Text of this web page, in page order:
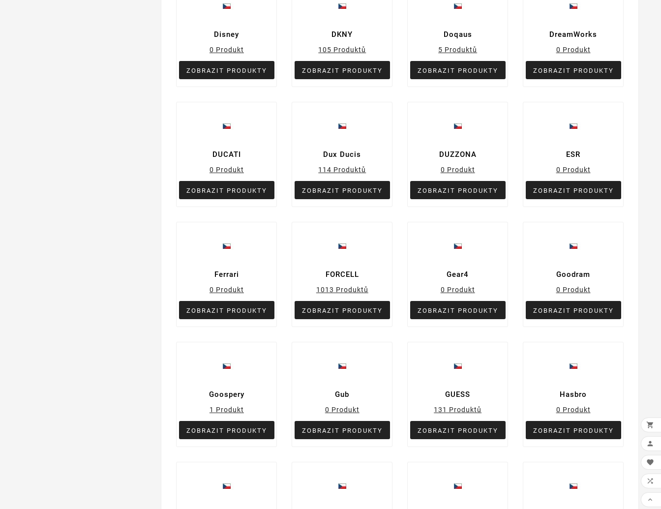
Disney
0 Produkt
ZOBRAZIT PRODUKTY
DKNY
105 Produktů
ZOBRAZIT PRODUKTY
Doqaus
5 Produktů
ZOBRAZIT PRODUKTY
DreamWorks
0 Produkt
ZOBRAZIT PRODUKTY
DUCATI
0 Produkt
ZOBRAZIT PRODUKTY
Dux Ducis
114 Produktů
ZOBRAZIT PRODUKTY
DUZZONA
0 Produkt
ZOBRAZIT PRODUKTY
ESR
0 Produkt
ZOBRAZIT PRODUKTY
Ferrari
0 Produkt
ZOBRAZIT PRODUKTY
FORCELL
1013 Produktů
ZOBRAZIT PRODUKTY
Gear4
0 Produkt
ZOBRAZIT PRODUKTY
Goodram
0 Produkt
ZOBRAZIT PRODUKTY
Goospery
1 Produkt
ZOBRAZIT PRODUKTY
Gub
0 Produkt
ZOBRAZIT PRODUKTY
GUESS
131 Produktů
ZOBRAZIT PRODUKTY
Hasbro
0 Produkt
ZOBRAZIT PRODUKTY




